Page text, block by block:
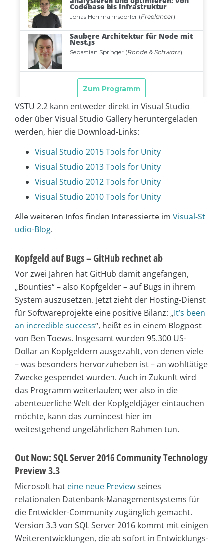
VSTU 2.2 kann entweder direkt in Visual Studio
oder über Visual Studio Gallery heruntergeladen
werden, hier die Download-Links:
Visual Studio 2015 Tools for Unity
Visual Studio 2013 Tools for Unity
Visual Studio 2012 Tools for Unity
Visual Studio 2010 Tools for Unity
Alle weiteren Infos finden Interessierte im Visual-St
udio-Blog.
Kopfgeld auf Bugs – GitHub rechnet ab
Vor zwei Jahren hat GitHub damit angefangen,
„Bounties“ – also Kopfgelder – auf Bugs in ihrem
System auszusetzen. Jetzt zieht der Hosting-Dienst
für Softwareprojekte eine positive Bilanz: „It’s been
an incredible success“, heißt es in einem Blogpost
von Ben Toews. Insgesamt wurden 95.300 US-
Dollar an Kopfgeldern ausgezahlt, von denen viele
– was besonders hervorzuheben ist – an wohltätige
Zwecke gespendet wurden. Auch in Zukunft wird
das Programm weiterlaufen; wer also in die
abenteuerliche Welt der Kopfgeldjäger eintauchen
möchte, kann das zumindest hier im
weitestgehend ungefährlichen Rahmen tun.
Out Now: SQL Server 2016 Community Technology
Preview 3.3
Microsoft hat eine neue Previewseines
relationalen Datenbank-Managementsystems für
die Entwickler-Community zugänglich gemacht.
Version 3.3 von SQL Server 2016 kommt mit einigen
Weiterentwicklungen, die ab sofort in Entwicklungs-